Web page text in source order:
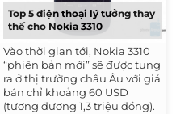
Top 5 điện thoại lý tưởng thay
thế cho Nokia 3310
Vào thời gian tới, Nokia 3310
“phiên bản mới” sẽ được tung
ra ở thị trường châu Âu với giá
bán chỉ khoảng 60 USD
(tương đương 1,3 triệu đồng).